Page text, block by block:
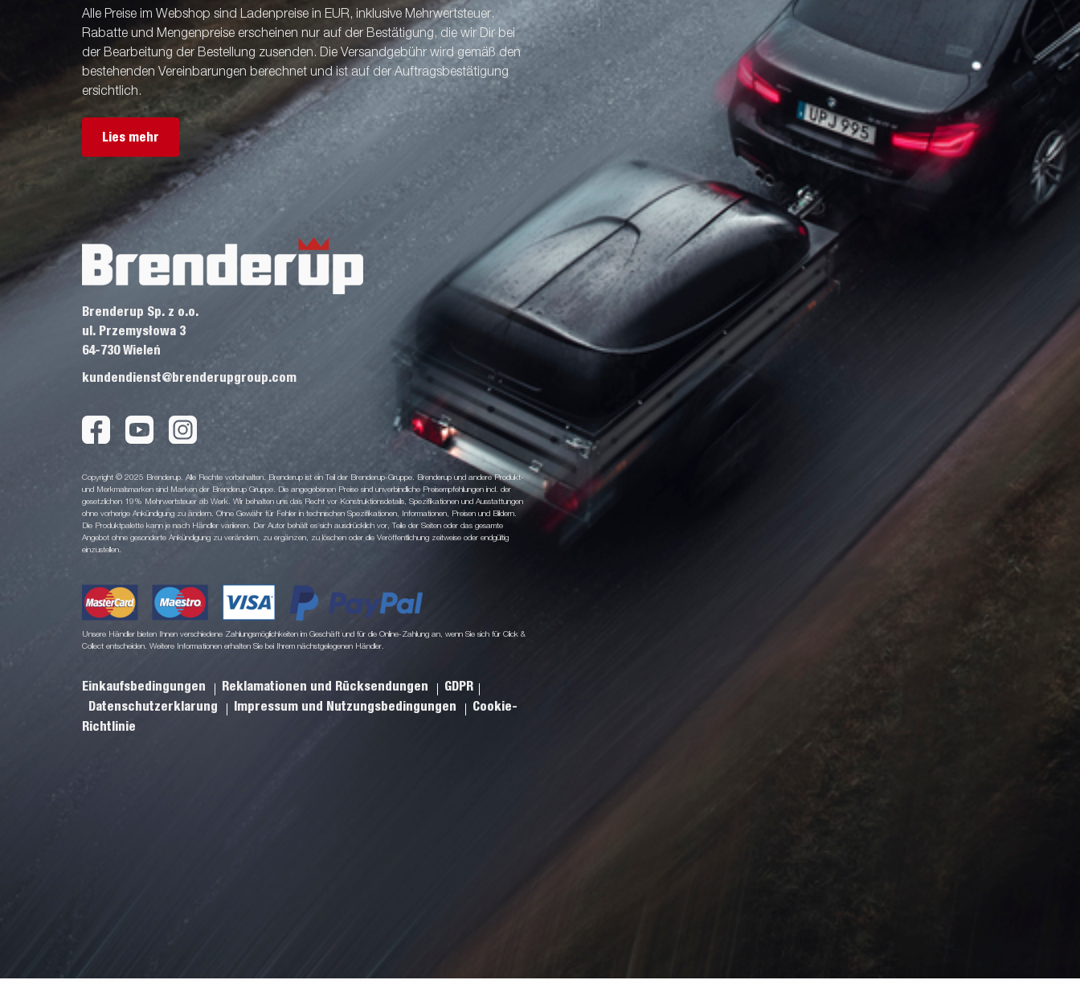
Alle Preise im Webshop sind Ladenpreise in EUR, inklusive Mehrwertsteuer.
Rabatte und Mengenpreise erscheinen nur auf der Bestätigung, die wir Dir bei
der Bearbeitung der Bestellung zusenden. Die Versandgebühr wird gemäß den
bestehenden Vereinbarungen berechnet und ist auf der Auftragsbestätigung
ersichtlich.
Lies mehr
Brenderup Sp. z o.o.
ul. Przemysłowa 3
64-730 Wieleń
kundendienst@brenderupgroup.com
Copyright © 2025 Brenderup. Alle Rechte vorbehalten. Brenderup ist ein Teil der Brenderup-Gruppe. Brenderup und andere Produkt-
und Merkmalsmarken sind Marken der Brenderup Gruppe. Die angegebenen Preise sind unverbindliche Preisempfehlungen incl. der
gesetzlichen 19% Mehrwertsteuer ab Werk. Wir behalten uns das Recht vor Konstruktionsdetails, Spezifikationen und Ausstattungen
ohne vorherige Ankündigung zu ändern. Ohne Gewähr für Fehler in technischen Spezifikationen, Informationen, Preisen und Bildern.
Die Produktpalette kann je nach Händler variieren. Der Autor behält es sich ausdrücklich vor, Teile der Seiten oder das gesamte
Angebot ohne gesonderte Ankündigung zu verändern, zu ergänzen, zu löschen oder die Veröffentlichung zeitweise oder endgültig
einzustellen.
Unsere Händler bieten Ihnen verschiedene Zahlungsmöglichkeiten im Geschäft und für die Online-Zahlung an, wenn Sie sich für Click &
Collect entscheiden. Weitere Informationen erhalten Sie bei Ihrem nächstgelegenen Händler.
Einkaufsbedingungen Reklamationen und Rücksendungen
GDPR
Datenschutzerklarung
Impressum und Nutzungsbedingungen
Cookie-
Richtlinie